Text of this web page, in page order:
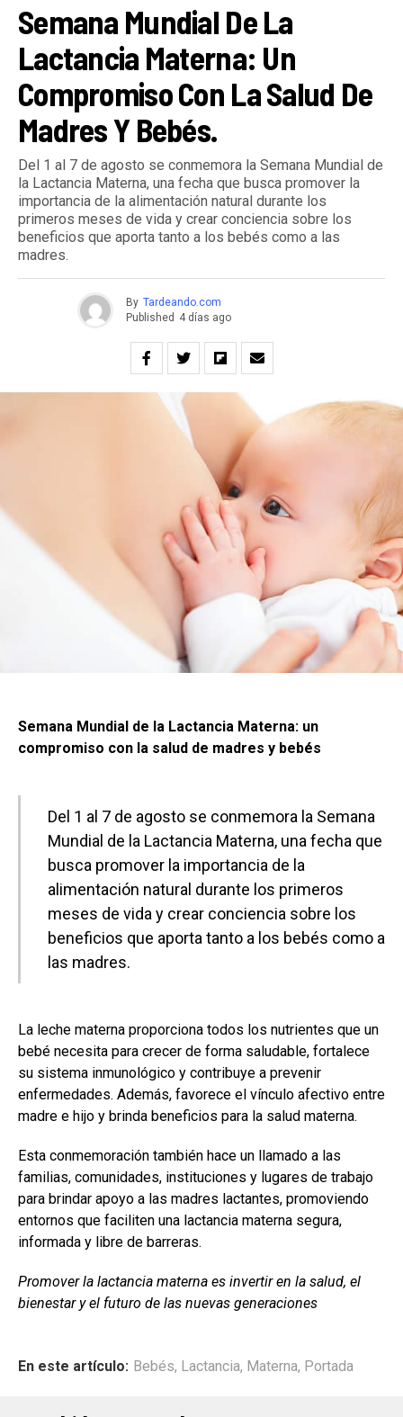
Semana Mundial De La
Lactancia Materna: Un
Compromiso Con La Salud De
Madres Y Bebés.
Del 1 al 7 de agosto se conmemora la Semana Mundial de
la Lactancia Materna, una fecha que busca promover la
importancia de la alimentación natural durante los
primeros meses de vida y crear conciencia sobre los
beneficios que aporta tanto a los bebés como a las
madres.
By Tardeando.com
Published 4 días ago
Semana Mundial de la Lactancia Materna: un
compromiso con la salud de madres y bebés
Del 1 al 7 de agosto se conmemora la Semana
Mundial de la Lactancia Materna, una fecha que
busca promover la importancia de la
alimentación natural durante los primeros
meses de vida y crear conciencia sobre los
beneficios que aporta tanto a los bebés como a
las madres.
La leche materna proporciona todos los nutrientes que un
bebé necesita para crecer de forma saludable, fortalece
su sistema inmunológico y contribuye a prevenir
enfermedades. Además, favorece el vínculo afectivo entre
madre e hijo y brinda beneficios para la salud materna.
Esta conmemoración también hace un llamado a las
familias, comunidades, instituciones y lugares de trabajo
para brindar apoyo a las madres lactantes, promoviendo
entornos que faciliten una lactancia materna segura,
informada y libre de barreras.
Promover la lactancia materna es invertir en la salud, el
bienestar y el futuro de las nuevas generaciones
En este artículo: Bebés, Lactancia, Materna, Portada